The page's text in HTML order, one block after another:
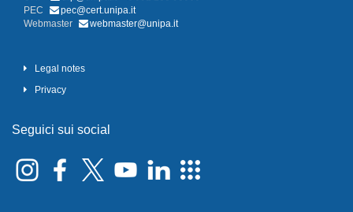
PEC
pec@cert.unipa.it
Webmaster
webmaster@unipa.it
Legal notes
Privacy
Seguici sui social